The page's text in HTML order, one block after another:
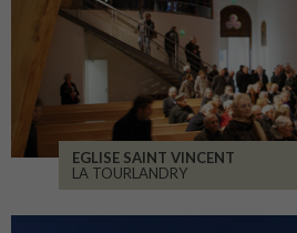
EGLISE SAINT VINCENT
LA TOURLANDRY